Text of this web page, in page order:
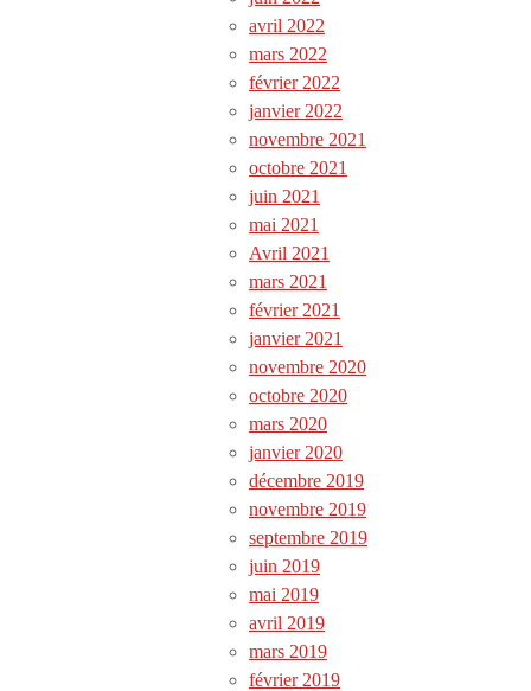
avril 2022
mars 2022
février 2022
janvier 2022
novembre 2021
octobre 2021
juin 2021
mai 2021
Avril 2021
mars 2021
février 2021
janvier 2021
novembre 2020
octobre 2020
mars 2020
janvier 2020
décembre 2019
novembre 2019
septembre 2019
juin 2019
mai 2019
avril 2019
mars 2019
février 2019